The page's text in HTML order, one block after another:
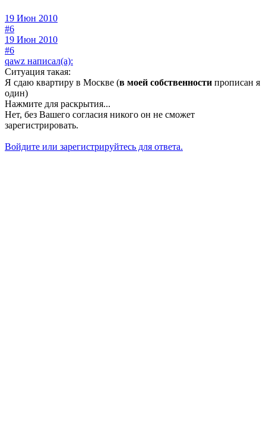
19 Июн 2010
#6
19 Июн 2010
#6
qawz написал(а):
Ситуация такая:
Я сдаю квартиру в Москве (в моей собственности прописан я
один)
Нажмите для раскрытия...
Нет, без Вашего согласия никого он не сможет
зарегистрировать.
Войдите или зарегистрируйтесь для ответа.